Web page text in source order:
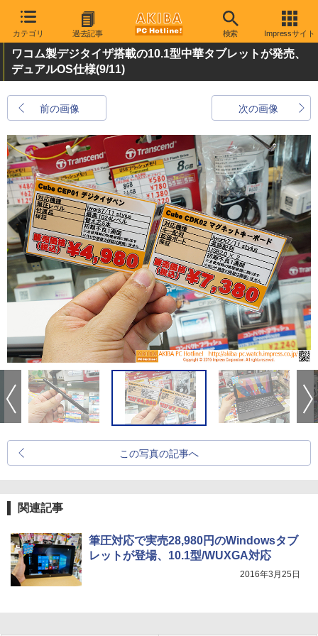
カテゴリ 過去記事 検索 Impressサイト
ワコム製デジタイザ搭載の10.1型中華タブレットが発売、
デュアルOS仕様(9/11)
前の画像 次の画像
この写真の記事へ
関連記事
筆圧対応で実売28,980円のWindowsタブ
レットが登場、10.1型/WUXGA対応
2016年3月25日